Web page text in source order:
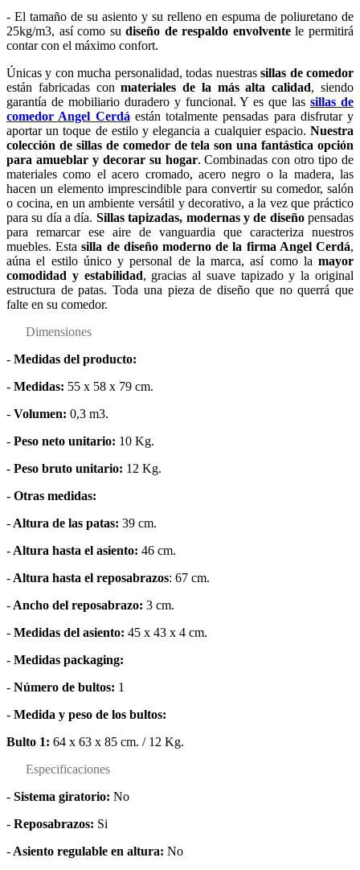
- El tamaño de su asiento y su relleno en espuma de poliuretano de
25kg/m3, así como sudiseño de respaldo envolventele permitirá
contar con el máximo confort.
Únicas y con mucha personalidad, todas nuestrassillas de comedor
están fabricadas conmateriales de la más alta calidad, siendo
garantía de mobiliario duradero y funcional. Y es que lassillas de
comedor Angel Cerdá están totalmente pensadas para disfrutar y
aportar un toque de estilo y elegancia a cualquier espacio. Nuestra
colección de sillas de comedor de tela son una fantástica opción
para amueblar y decorar su hogar. Combinadas con otro tipo de
materiales como el acero cromado, acero negro o la madera, las
hacen un elemento imprescindible para convertir su comedor, salón
o cocina, en un ambiente versátil y decorativo, a la vez que práctico
para su día a día. Sillas tapizadas, modernas y de diseñopensadas
para remarcar ese aire de vanguardia que caracteriza nuestros
muebles. Estasilla de diseño moderno de la firma Angel Cerdá,
aúna el estilo único y personal de la marca, así como la mayor
comodidad y estabilidad, gracias al suave tapizado y la original
estructura de patas. Toda una pieza de diseño que no querrá que
falte en su comedor.
Dimensiones
- Medidas del producto:
- Medidas: 55 x 58 x 79 cm.
- Volumen: 0,3 m3.
- Peso neto unitario: 10 Kg.
- Peso bruto unitario: 12 Kg.
- Otras medidas:
- Altura de las patas: 39 cm.
- Altura hasta el asiento: 46 cm.
- Altura hasta el reposabrazos: 67 cm.
- Ancho del reposabrazo: 3 cm.
- Medidas del asiento: 45 x 43 x 4 cm.
- Medidas packaging:
- Número de bultos: 1
- Medida y peso de los bultos:
Bulto 1: 64 x 63 x 85 cm. / 12 Kg.
Especificaciones
- Sistema giratorio: No
- Reposabrazos: Si
- Asiento regulable en altura: No